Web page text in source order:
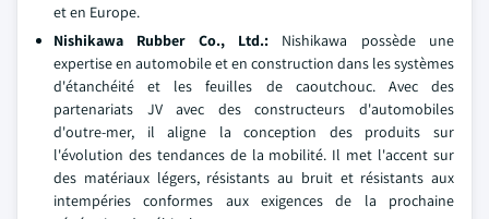
et en Europe.
Nishikawa Rubber Co., Ltd.: Nishikawa possède une
expertise en automobile et en construction dans les systèmes
d'étanchéité et les feuilles de caoutchouc. Avec des
partenariats JV avec des constructeurs d'automobiles
d'outre-mer, il aligne la conception des produits sur
l'évolution des tendances de la mobilité. Il met l'accent sur
des matériaux légers, résistants au bruit et résistants aux
intempéries conformes aux exigences de la prochaine